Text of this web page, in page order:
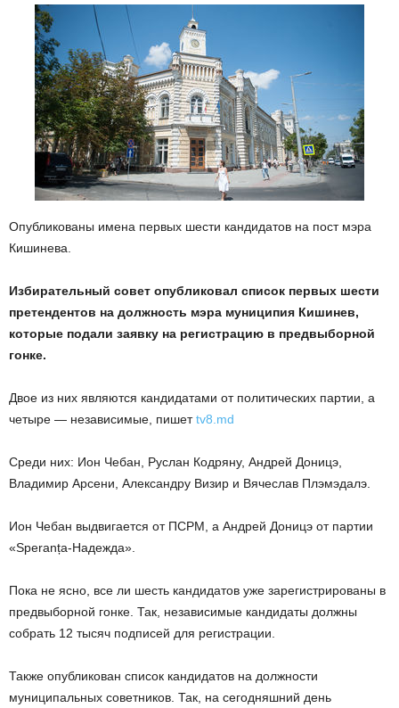
Опубликованы имена первых шести кандидатов на пост мэра
Кишинева.
Избирательный совет опубликовал список первых шести
претендентов на должность мэра муниципия Кишинев,
которые подали заявку на регистрацию в предвыборной
гонке.
Двое из них являются кандидатами от политических партии, а
четыре — независимые, пишетtv8.md
Среди них: Ион Чебан, Руслан Кодряну, Андрей Доницэ,
Владимир Арсени, Александру Визир и Вячеслав Плэмэдалэ.
Ион Чебан выдвигается от ПСРМ, а Андрей Доницэ от партии
«Speranța-Надежда».
Пока не ясно, все ли шесть кандидатов уже зарегистрированы в
предвыборной гонке. Так, независимые кандидаты должны
собрать 12 тысяч подписей для регистрации.
Также опубликован список кандидатов на должности
муниципальных советников. Так, на сегодняшний день